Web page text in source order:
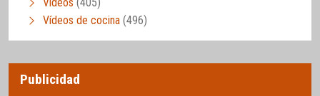
Vídeos (405)
Vídeos de cocina (496)
Publicidad